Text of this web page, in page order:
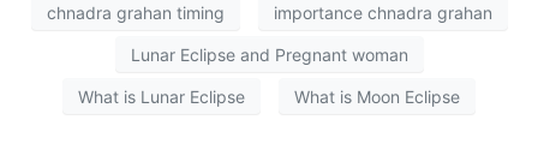
chnadra grahan timing importance chnadra grahan
Lunar Eclipse and Pregnant woman
What is Lunar Eclipse What is Moon Eclipse